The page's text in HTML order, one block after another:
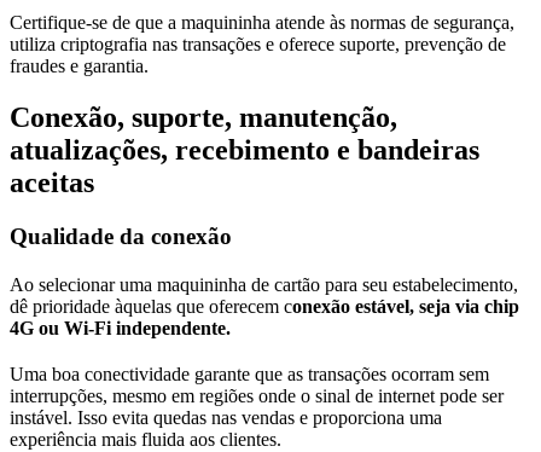
Certifique-se de que a maquininha atende às normas de segurança,
utiliza criptografia nas transações e oferece suporte, prevenção de
fraudes e garantia.
Conexão, suporte, manutenção,
atualizações, recebimento e bandeiras
aceitas
Qualidade da conexão
Ao selecionar uma maquininha de cartão para seu estabelecimento,
dê prioridade àquelas que oferecem conexão estável, seja via chip
4G ou Wi-Fi independente.
Uma boa conectividade garante que as transações ocorram sem
interrupções, mesmo em regiões onde o sinal de internet pode ser
instável. Isso evita quedas nas vendas e proporciona uma
experiência mais fluida aos clientes.